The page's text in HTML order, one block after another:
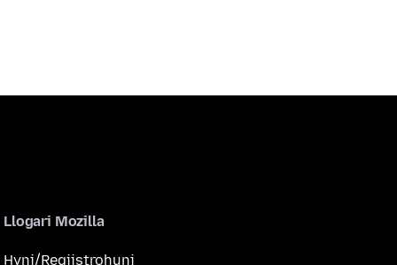
Llogari Mozilla
Hyni/Regjistrohuni